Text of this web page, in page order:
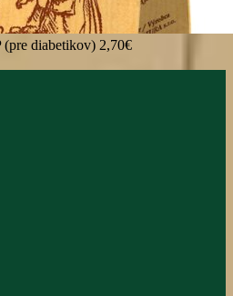
diabetikov) 2,70€